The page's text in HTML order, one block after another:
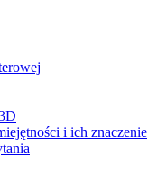
i ich znaczenie